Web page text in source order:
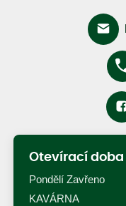
Otevírací doba
Pondělí Zavřeno
KAVÁRNA